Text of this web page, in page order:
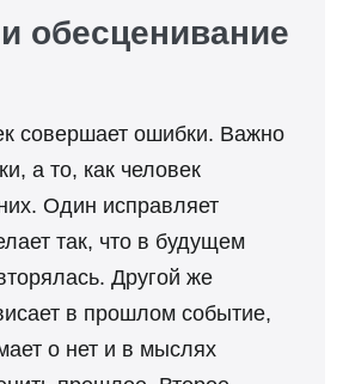
обесценивание
совершает ошибки. Важно
а то, как человек
Один исправляет
так, что в будущем
Другой же
в прошлом событие,
о нет и в мыслях